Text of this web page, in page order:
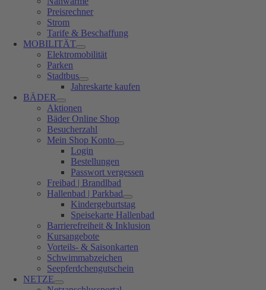
Preisrechner
Strom
Tarife & Beschaffung
MOBILITÄT
Elektromobilität
Parken
Stadtbus
Jahreskarte kaufen
BÄDER
Aktionen
Bäder Online Shop
Besucherzahl
Mein Shop Konto
Login
Bestellungen
Passwort vergessen
Freibad | Brandlbad
Hallenbad | Parkbad
Kindergeburtstag
Speisekarte Hallenbad
Barrierefreiheit & Inklusion
Kursangebote
Vorteils- & Saisonkarten
Schwimmabzeichen
Seepferdchengutschein
NETZE